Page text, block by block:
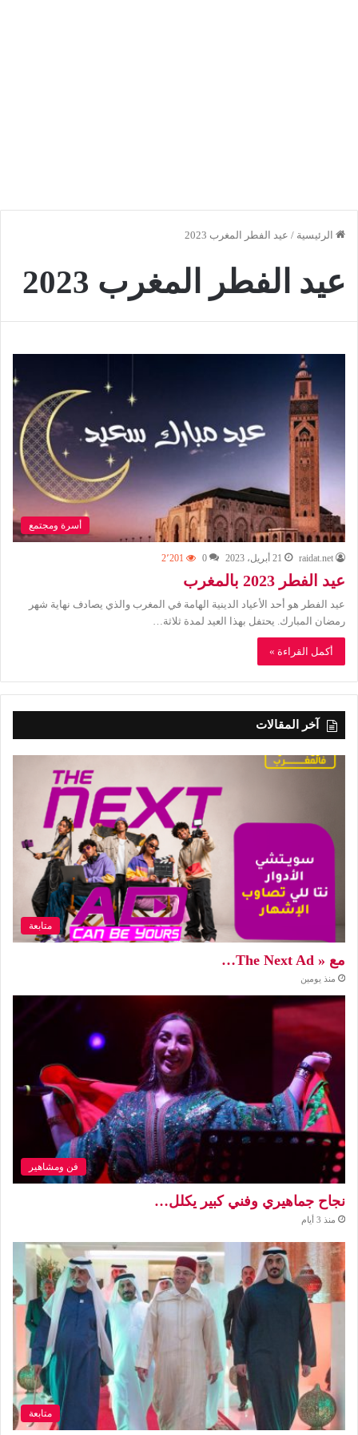
الرئيسية / عيد الفطر المغرب 2023
عيد الفطر المغرب 2023
أسرة ومجتمع
raidat.net 21 أبريل، 2023 0 2٬201
عيد الفطر 2023 بالمغرب
عيد الفطر هو أحد الأعياد الدينية الهامة في المغرب والذي يصادف نهاية شهر
رمضان المبارك. يحتفل بهذا العيد لمدة ثلاثة…
أكمل القراءة »
آخر المقالات
متابعة
مع « The Next Ad…
منذ يومين
فن ومشاهير
نجاح جماهيري وفني كبير يكلل…
منذ 3 أيام
متابعة